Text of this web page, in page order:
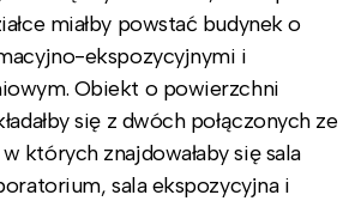
miałby powstać budynek o
ekspozycyjnymi i
Obiekt o powierzchni
się z dwóch połączonych ze
których znajdowałaby się sala
sala ekspozycyjna i